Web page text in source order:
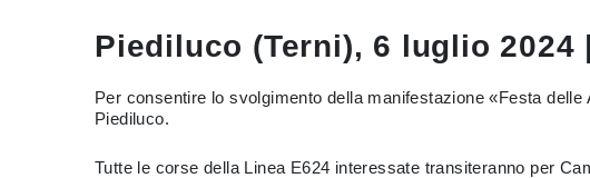
Piediluco (Terni), 6 luglio
Per consentire lo svolgimento della manifestazione «Festa delle
Piediluco.
Tutte le corse della Linea E624 interessate transiteranno per